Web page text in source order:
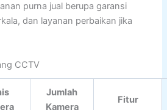
purna jual berupa garansi
dan layanan perbaikan jika
CCTV
Jumlah
Kamera
Fitur